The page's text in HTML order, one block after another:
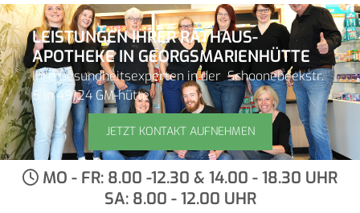
LEISTUNGEN IHRER RATHAUS-
APOTHEKE IN GEORGSMARIENHÜTTE
Ihre Gesundheitsexperten in der Schoonebeekstr.
5 in 49124 GM-hütte
JETZT KONTAKT AUFNEHMEN
 MO - FR: 8.00 -12.30 & 14.00 - 18.30 UHR
SA: 8.00 - 12.00 UHR